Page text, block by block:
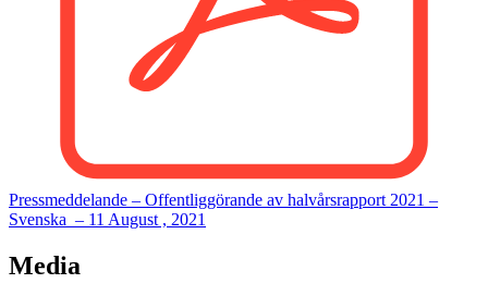
Pressmeddelande – Offentliggörande av halvårsrapport 2021 –
Svenska – 11 August , 2021
Media